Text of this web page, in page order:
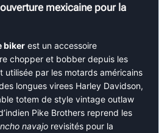
mexicaine pour la
biker est un accessoire
chopper et bobber depuis les
utilisée par les motards américains
longues virees Harley Davidson,
totem de style vintage outlaw
Pike Brothers reprend les
navajo revisités pour la